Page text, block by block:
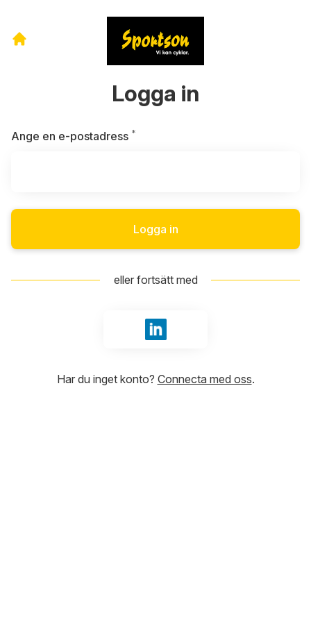
Logga in
Ange en e-postadress *
Logga in
eller fortsätt med
Logga in med LinkedIn
Har du inget konto? Connecta med oss.